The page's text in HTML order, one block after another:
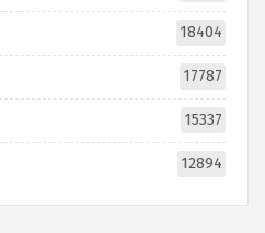
18404
17787
15337
12894